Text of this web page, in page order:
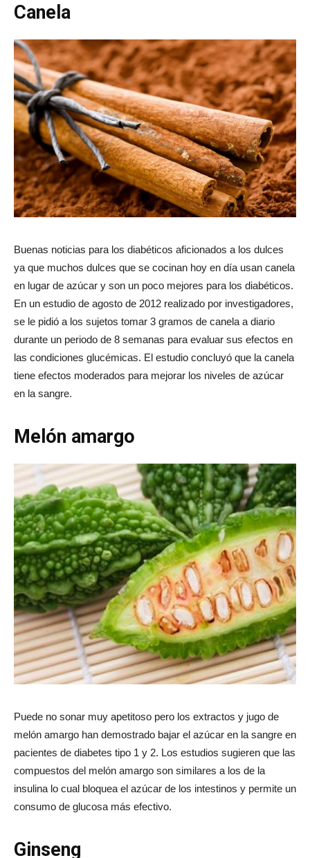
Canela
Buenas noticias para los diabéticos aficionados a los dulces
ya que muchos dulces que se cocinan hoy en día usan canela
en lugar de azúcar y son un poco mejores para los diabéticos.
En un estudio de agosto de 2012 realizado por investigadores,
se le pidió a los sujetos tomar 3 gramos de canela a diario
durante un periodo de 8 semanas para evaluar sus efectos en
las condiciones glucémicas. El estudio concluyó que la canela
tiene efectos moderados para mejorar los niveles de azúcar
en la sangre.
Melón amargo
Puede no sonar muy apetitoso pero los extractos y jugo de
melón amargo han demostrado bajar el azúcar en la sangre en
pacientes de diabetes tipo 1 y 2. Los estudios sugieren que las
compuestos del melón amargo son similares a los de la
insulina lo cual bloquea el azúcar de los intestinos y permite un
consumo de glucosa más efectivo.
Ginseng